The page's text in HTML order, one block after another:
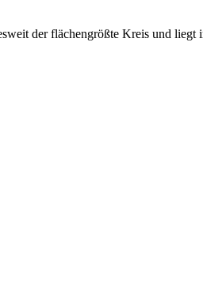
der flächengrößte Kreis und